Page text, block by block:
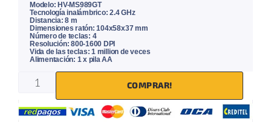
Modelo: HV-MS989GT
Tecnología inalámbrico: 2.4 GHz
Distancia: 8 m
Dimensiones ratón: 104x58x37 mm
Número de teclas: 4
Resolución: 800-1600 DPI
Vida de las teclas: 1 million de veces
Alimentación: 1 x pila AA
COMPRAR!